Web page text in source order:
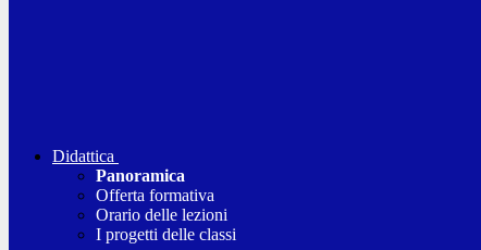
Didattica
Panoramica
Offerta formativa
Orario delle lezioni
I progetti delle classi